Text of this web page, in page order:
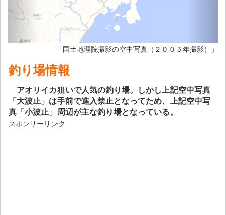
「国土地理院撮影の空中写真（２００５年撮影）」
釣り場情報
アオリイカ狙いで人気の釣り場。しかし上記空中写真
「大波止」は手前で進入禁止となってため、上記空中写
真「小波止」周辺が主な釣り場となっている。
スポンサーリンク